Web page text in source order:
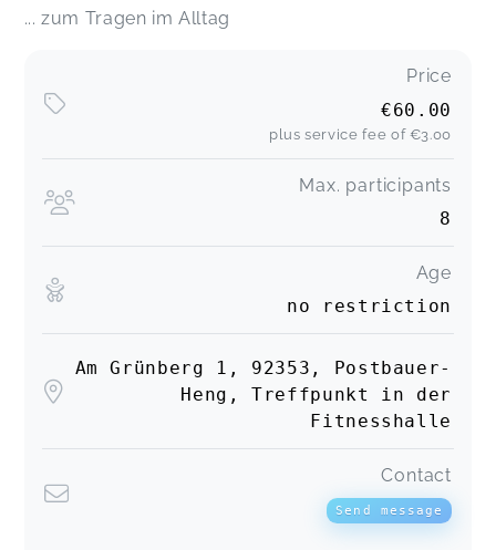
... zum Tragen im Alltag
Price
€60.00
plus service fee of €3.00
Max. participants
8
Age
no restriction
Am Grünberg 1, 92353, Postbauer-
Heng, Treffpunkt in der
Fitnesshalle
Contact
Send message